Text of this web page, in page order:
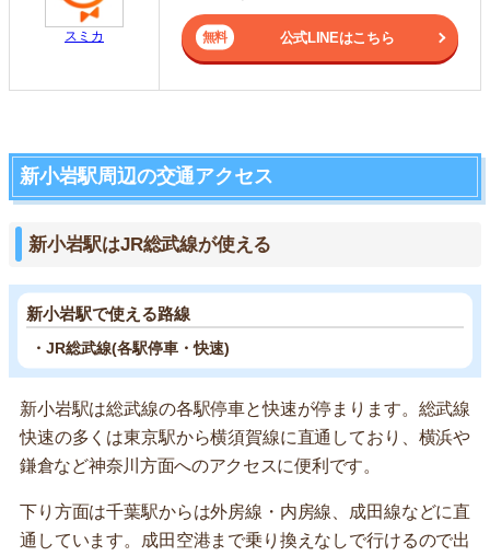
スミカ 公式LINEはこちら
新小岩駅周辺の交通アクセス
新小岩駅はJR総武線が使える
新小岩駅で使える路線
・JR総武線(各駅停車・快速)
新小岩駅は総武線の各駅停車と快速が停まります。総武線
快速の多くは東京駅から横須賀線に直通しており、横浜や
鎌倉など神奈川方面へのアクセスに便利です。
下り方面は千葉駅からは外房線・内房線、成田線などに直
通しています。成田空港まで乗り換えなしで行けるので出